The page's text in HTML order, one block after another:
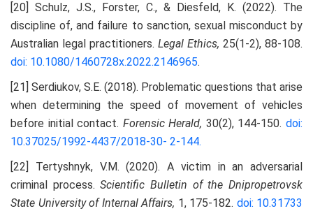
[20] Schulz, J.S., Forster, C., & Diesfeld, K. (2022). The
discipline of, and failure to sanction, sexual misconduct by
Australian legal practitioners. Legal Ethics, 25(1-2), 88-108.
doi: 10.1080/1460728x.2022.2146965.
[21] Serdiukov, S.E. (2018). Problematic questions that arise
when determining the speed of movement of vehicles
before initial contact. Forensic Herald, 30(2), 144-150.doi:
10.37025/1992-4437/2018-30- 2-144.
[22] Tertyshnyk, V.M. (2020). A victim in an adversarial
criminal process.Scientific Bulletin of the Dnipropetrovsk
State University of Internal Affairs, 1, 175-182. doi: 10.31733